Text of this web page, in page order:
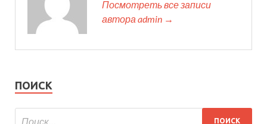
Посмотреть все записи
автора admin →
ПОИСК